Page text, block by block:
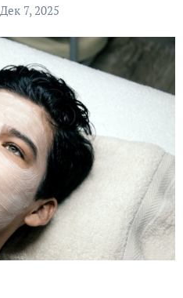
Дек 7, 2025